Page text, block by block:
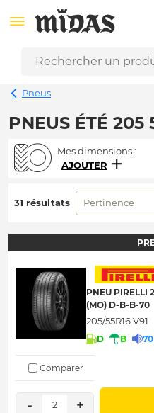
Pneus
PNEUS ÉTÉ 205
Mes dimensions :
AJOUTER
31 résultats Pertinence
PNEU PIRELLI
(MO) D-B-B-70
205/55R16 V91
D B
Comparer
- 2 +